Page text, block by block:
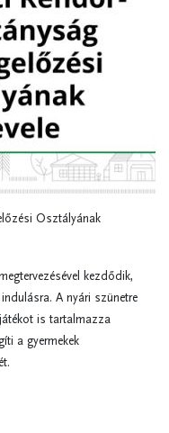
Osztályának
kezdődik,
A nyári szünetre
is tartalmazza
a gyermekek